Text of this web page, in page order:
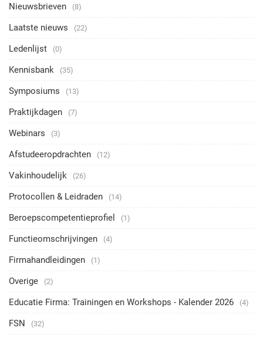
Nieuwsbrieven (8)
Laatste nieuws (22)
Ledenlijst (0)
Kennisbank (35)
Symposiums (13)
Praktijkdagen (7)
Webinars (3)
Afstudeeropdrachten (12)
Vakinhoudelijk (26)
Protocollen & Leidraden (14)
Beroepscompetentieprofiel (1)
Functieomschrijvingen (4)
Firmahandleidingen (1)
Overige (2)
Educatie Firma: Trainingen en Workshops - Kalender 2026 (4)
FSN (32)